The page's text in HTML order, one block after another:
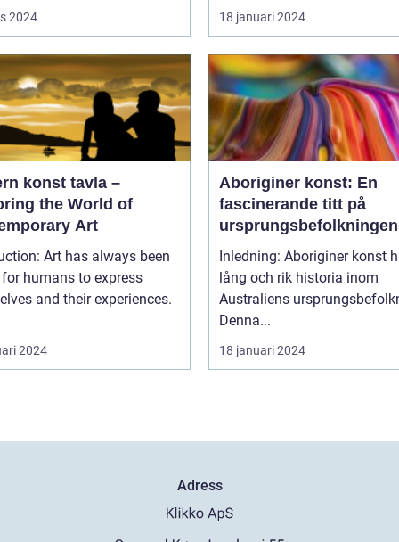
2024 18 januari 2024
konst tavla –
the World of
Art
Art has always been
humans to express
and their experiences.
2024
Aboriginer konst: En
fascinerande titt på
unika konstform
Inledning: Aboriginer konst
lång och rik historia inom
Australiens
Denna...
18 januari 2024
Adress